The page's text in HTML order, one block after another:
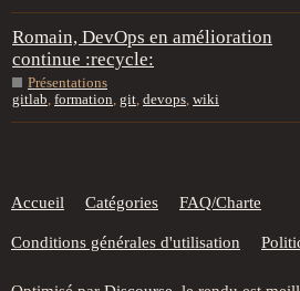
Romain, DevOps en amélioration
continue :recycle:
Présentations
gitlab, formation, git, devops, wiki
Accueil Catégories FAQ/Charte
Conditions générales d'utilisation